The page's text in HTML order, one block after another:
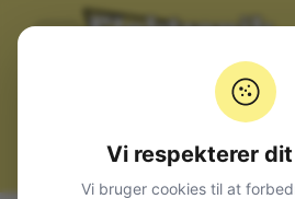
Vi respekterer
Vi bruger cookies til at